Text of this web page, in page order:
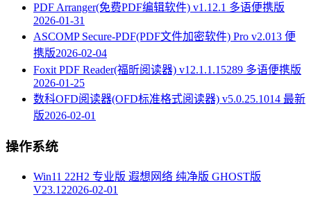
PDF Arranger(免费PDF编辑软件) v1.12.1 多语便携版
2026-01-31
ASCOMP Secure-PDF(PDF文件加密软件) Pro v2.013 便
携版2026-02-04
Foxit PDF Reader(福昕阅读器) v12.1.1.15289 多语便携版
2026-01-25
数科OFD阅读器(OFD标准格式阅读器) v5.0.25.1014 最新
版2026-02-01
操作系统
Win11 22H2 专业版 遐想网络 纯净版 GHOST版
V23.122026-02-01